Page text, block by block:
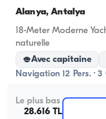
Alanya, Antalya
18-Meter Moderne
naturelle
Avec capitaine
Navigation 12 Pers. ·
Le plus bas
28.616 TL